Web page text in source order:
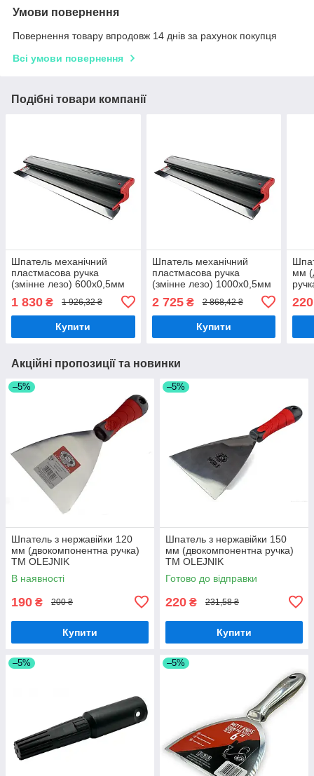
Умови повернення
Повернення товару впродовж 14 днів за рахунок покупця
Всі умови повернення
Подібні товари компанії
Шпатель механічний
пластмасова ручка
(змінне лезо) 600х0,5мм
OLEJNIK
1 830 ₴ 1 926,32 ₴
Купити
Шпатель механічний
пластмасова ручка
(змінне лезо) 1000х0,5мм
OLEJNIK
2 725₴ 2 868,42 ₴
Купити
мм
220
Акційні пропозиції та новинки
–5%
Шпатель з нержавійки 120
мм (двокомпонентна ручка)
ТМ OLEJNIK
В наявності
190 ₴ 200 ₴
Купити
–5%
Шпатель з нержавійки 150
мм (двокомпонентна ручка)
ТМ OLEJNIK
Готово до відправки
220 ₴ 231,58 ₴
Купити
–5% –5%